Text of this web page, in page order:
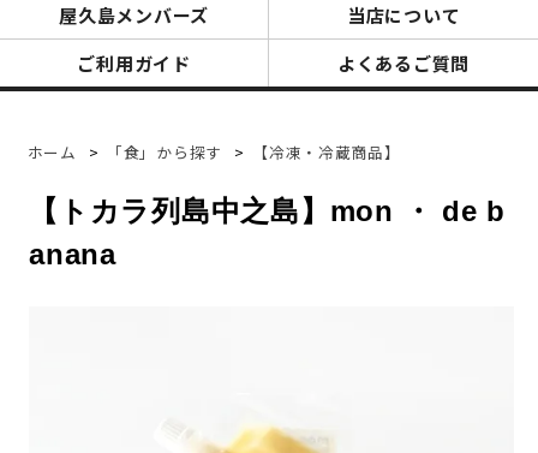
屋久島メンバーズ
当店について
ご利用ガイド
よくあるご質問
ホーム > 「食」から探す > 【冷凍・冷蔵商品】
【トカラ列島中之島】mon ・ de b
anana